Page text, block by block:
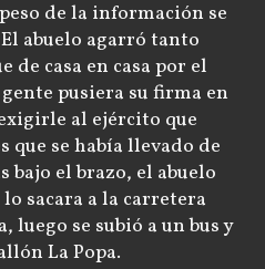
de la información se
abuelo agarró tanto
de casa en casa por el
pusiera su firma en
al ejército que
que se había llevado de
bajo el brazo, el abuelo
sacara a la carretera
luego se subió a un bus y
La Popa.